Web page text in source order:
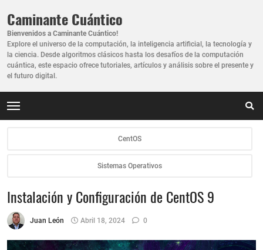
Caminante Cuántico
Bienvenidos a Caminante Cuántico!
Explore el universo de la computación, la inteligencia artificial, la tecnología y
la ciencia. Desde algoritmos clásicos hasta los desafíos de la computación
cuántica, este espacio ofrece tutoriales, artículos y análisis sobre el presente y
el futuro digital.
CentOS
Sistemas Operativos
Instalación y Configuración de CentOS 9
Juan León Abril 18, 2024 0